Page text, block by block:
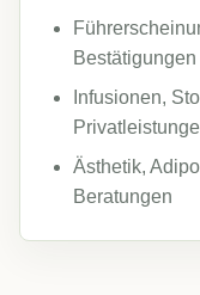
Bestätigungen
Infusionen,
Ästhetik,
Beratungen